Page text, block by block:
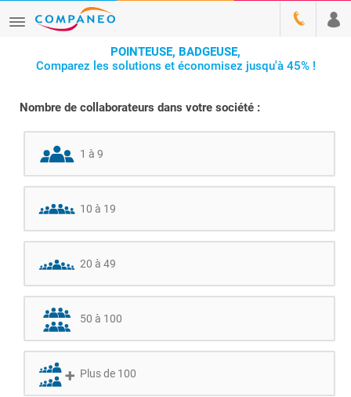
POINTEUSE, BADGEUSE,
Comparez les solutions et économisez jusqu'à 45% !
Nombre de collaborateurs dans votre société :
1 à 9
10 à 19
20 à 49
50 à 100
Plus de 100